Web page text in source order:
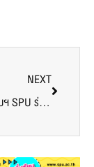
NEXT
คณะการออกแบบฯ SPU ร่วมกับ Nippon Paint เปิดโอกาสนักออกแบบรุ่นใหม่ ร่วมประชันไอเดียใน AYDA AWARDS 2025